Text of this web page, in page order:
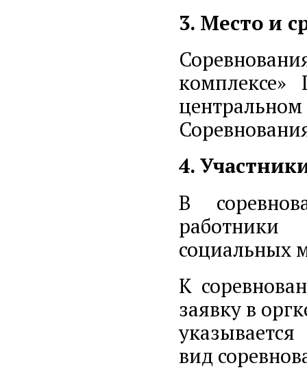
3. Место и
комплексе»
4.
В
социальных
К
заявку в
вид